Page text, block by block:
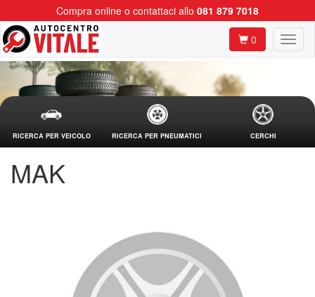
Compra online o contattaci allo 081 879 7018
0
RICERCA PER VEICOLO RICERCA PER PNEUMATICI CERCHI
MAK